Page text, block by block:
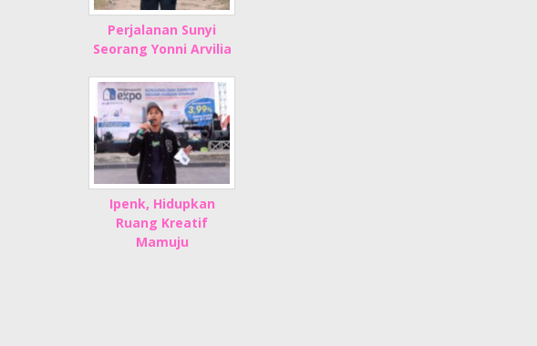
Perjalanan Sunyi
Seorang Yonni Arvilia
Ipenk, Hidupkan
Ruang Kreatif
Mamuju